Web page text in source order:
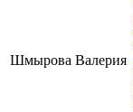
Шмырова Валерия